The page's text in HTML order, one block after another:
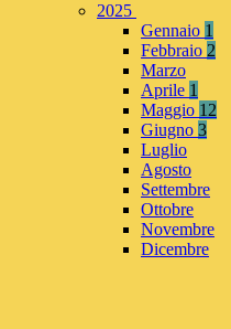
2025
Gennaio 1
Febbraio 2
Marzo
Aprile 1
Maggio 12
Giugno 3
Luglio
Agosto
Settembre
Ottobre
Novembre
Dicembre